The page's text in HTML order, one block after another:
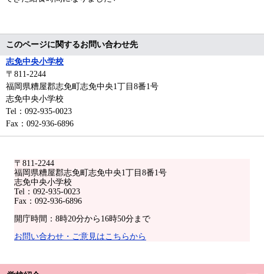
〒811-2244
福岡県糟屋郡志免町志免中央1丁目8番1号
志免中央小学校
Tel：092-935-0023
Fax：092-936-6896
開庁時間：8時20分から16時50分まで
お問い合わせ・ご意見はこちらから
このページに関するお問い合わせ先
志免中央小学校
〒811-2244
福岡県糟屋郡志免町志免中央1丁目8番1号
志免中央小学校
Tel：092-935-0023
Fax：092-936-6896